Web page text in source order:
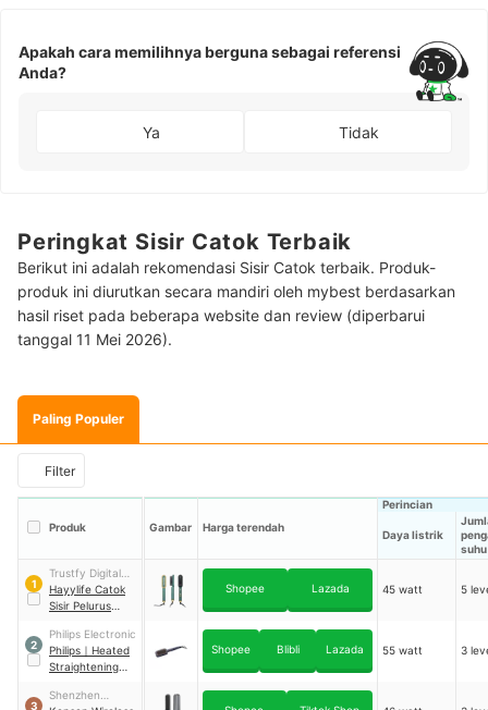
Apakah cara memilihnya berguna sebagai referensi
Anda?
Ya Tidak
Peringkat Sisir Catok Terbaik
Berikut ini adalah rekomendasi Sisir Catok terbaik. Produk-
produk ini diurutkan secara mandiri oleh mybest berdasarkan
hasil riset pada beberapa website dan review (diperbarui
tanggal 11 Mei 2026).
Paling Populer
Filter
Produk Gambar Harga terendah
Perincian
Daya listrik
suhu
1
Trustfy Digital
Indonesia
Hayylife Catok
Sisir Pelurus
HL-BBB531
Shopee Lazada 45 watt 5
2
Philips Electronic
Philips ｜ Heated
Straightening
BHH885/00
Shopee Blibli Lazada 55 watt 3
3
Shenzhen